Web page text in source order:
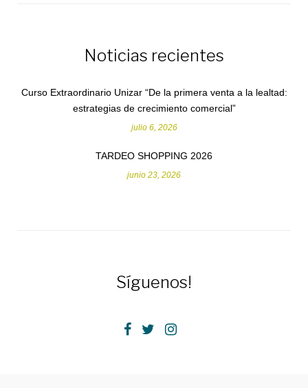
Noticias recientes
Curso Extraordinario Unizar “De la primera venta a la lealtad:
estrategias de crecimiento comercial”
julio 6, 2026
TARDEO SHOPPING 2026
junio 23, 2026
Síguenos!